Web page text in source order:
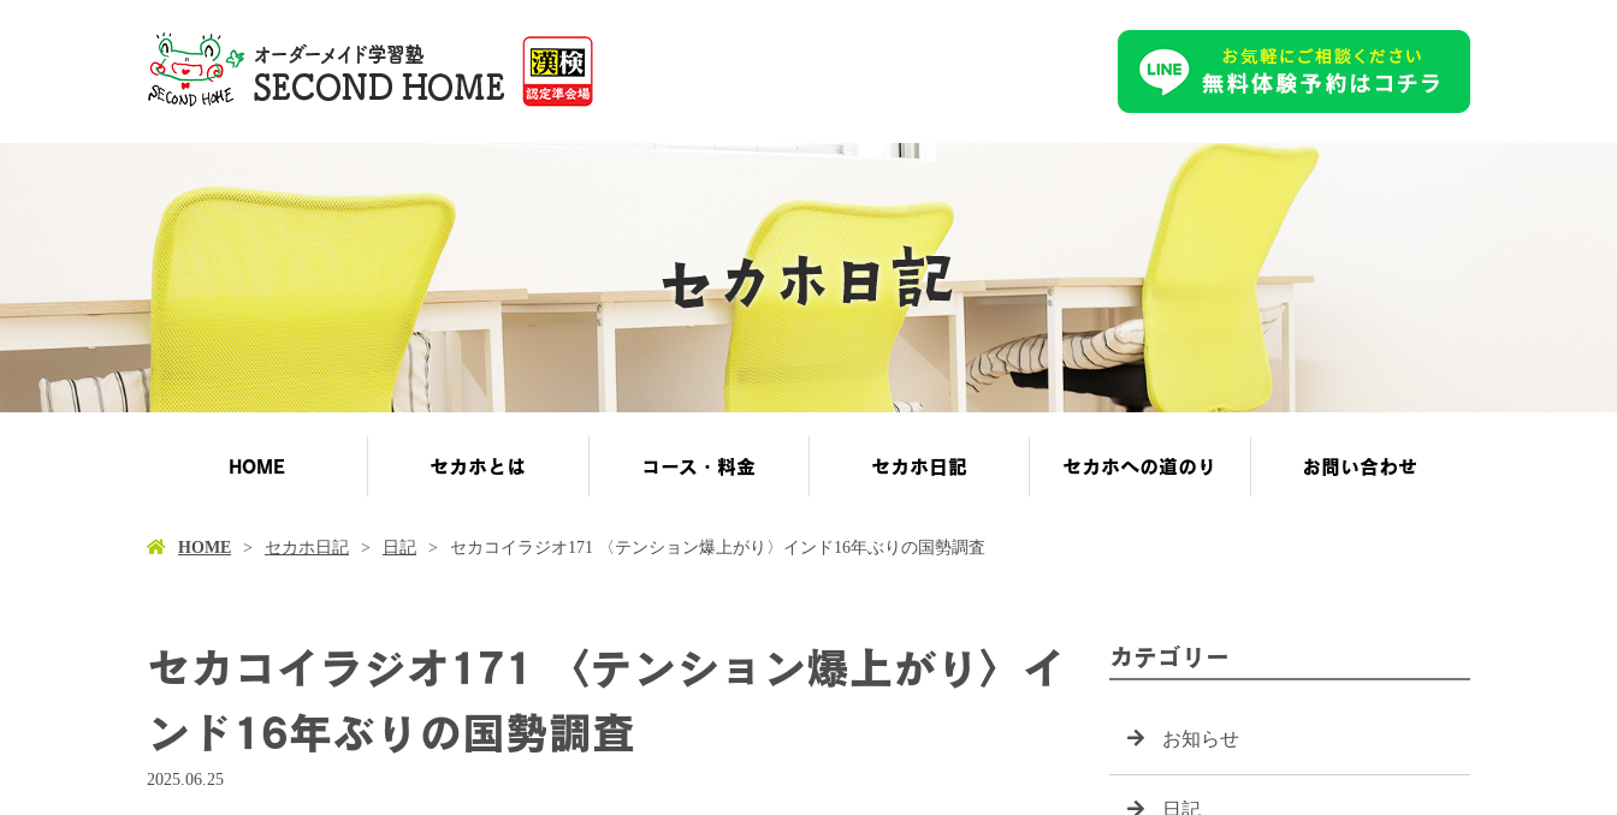
HOME セカホとは コース・料金 セカホ日記 セカホへの道のり お問い合わせ
HOME セカホ日記 日記 セカコイラジオ171 〈テンション爆上がり〉インド16年ぶりの国勢調査
セカコイラジオ171 〈テンション爆上がり〉イ
ンド16年ぶりの国勢調査
2025.06.25
カテゴリー
お知らせ
日記